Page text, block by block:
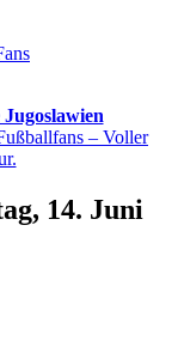
– Voller
14. Juni